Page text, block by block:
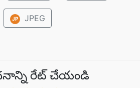
JP JPEG
రేట్ చేయండి